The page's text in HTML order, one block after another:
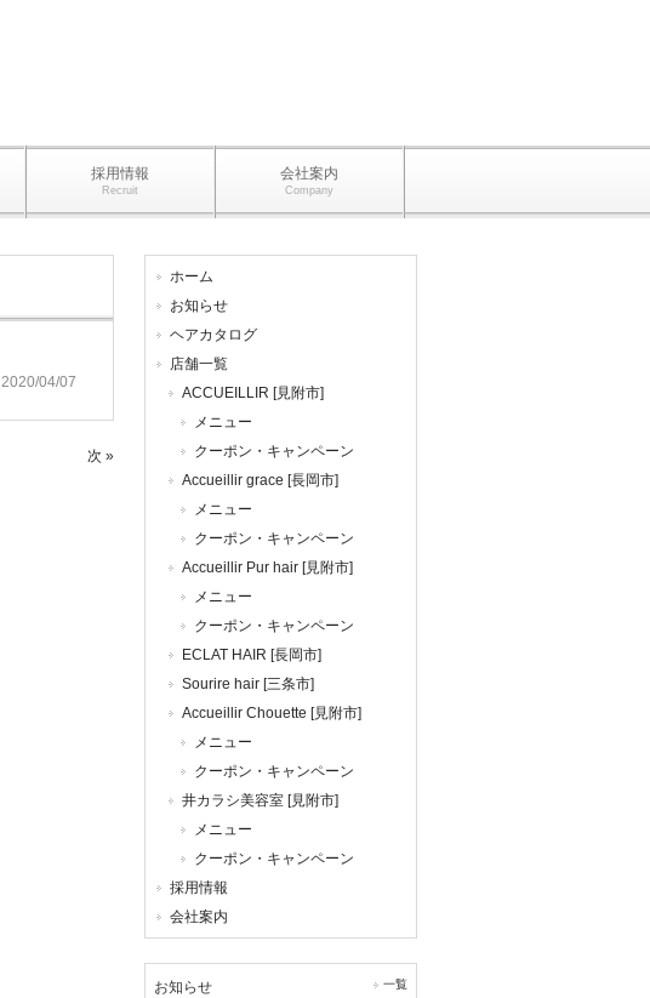
採用情報
Recruit
会社案内
Company
2020/04/07
次 »
ホーム
お知らせ
ヘアカタログ
店舗一覧
ACCUEILLIR [見附市]
メニュー
クーポン・キャンペーン
Accueillir grace [長岡市]
メニュー
クーポン・キャンペーン
Accueillir Pur hair [見附市]
メニュー
クーポン・キャンペーン
ECLAT HAIR [長岡市]
Sourire hair [三条市]
Accueillir Chouette [見附市]
メニュー
クーポン・キャンペーン
井カラシ美容室 [見附市]
メニュー
クーポン・キャンペーン
採用情報
会社案内
お知らせ 一覧